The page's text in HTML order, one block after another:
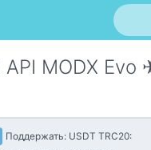
MODX Evo
Поддержать: USDT TRC20: